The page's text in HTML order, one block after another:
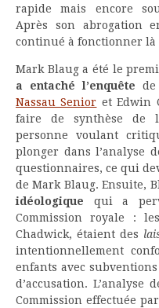
rapide mais encore
Après son abrogation
continué à fonctionner
Mark Blaug a été le
a entaché l’enquête de
Nassau Senior et Edwin
faire de synthèse de
personne voulant
plonger dans l’analyse
questionnaires, ce qui
de Mark Blaug. Ensuite,
idéologique qui a
Commission royale :
Chadwick, étaient des
intentionnellement
enfants avec
d’accusation.
Commission effectuée